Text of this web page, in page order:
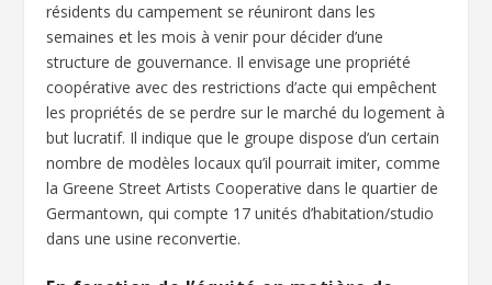
résidents du campement se réuniront dans les
semaines et les mois à venir pour décider d’une
structure de gouvernance. Il envisage une propriété
coopérative avec des restrictions d’acte qui empêchent
les propriétés de se perdre sur le marché du logement à
but lucratif. Il indique que le groupe dispose d’un certain
nombre de modèles locaux qu’il pourrait imiter, comme
la Greene Street Artists Cooperative dans le quartier de
Germantown, qui compte 17 unités d’habitation/studio
dans une usine reconvertie.